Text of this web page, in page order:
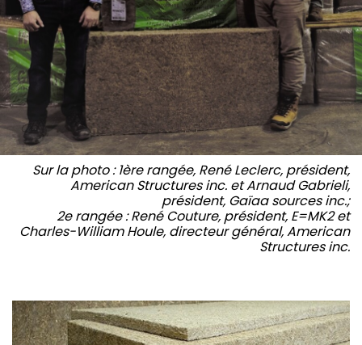
Sur la photo : 1ère rangée, René Leclerc, président,
American Structures inc. et Arnaud Gabrieli,
président, Gaïaa sources inc.;
2e rangée : René Couture, président, E=MK2 et
Charles-William Houle, directeur général, American
Structures inc.